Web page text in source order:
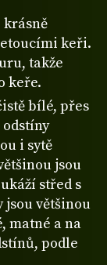
krásně
keři.
takže
keře.
bílé, přes
i sytě
jsou
střed s
jsou většinou
matné a na
podle